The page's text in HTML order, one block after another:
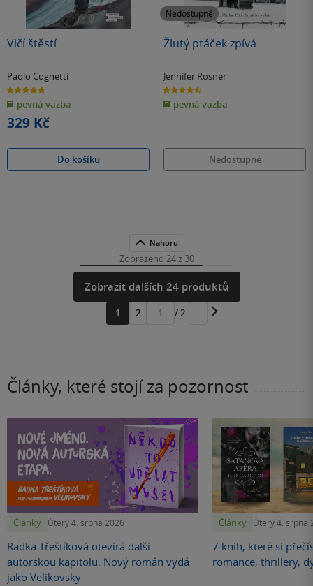
Vlčí štěstí
Paolo Cognetti
4.8
z
5
hvězdiček
pevná vazba
329 Kč
Do košíku
Nedostupné
Žlutý ptáček zpívá
Jennifer Rosner
4.6
z
5
hvězdiček
pevná vazba
Nedostupné
Nahoru
Zobrazeno 24 z 30
Zobrazit dalších 24 produktů
1 2
Přejít
/ 2
Články, které stojí za pozornost
Články Úterý 4. srpna 2026
Radka Třeštíková otevírá další
autorskou kapitolu. Nový román vydá
jako Velikovsky
Články Úterý 4. srpna
7 knih, které si
romance, thrillery,